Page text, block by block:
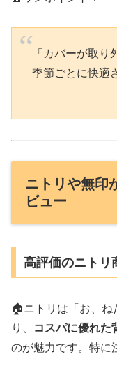
「カバーが取り
季節ごとに快適
ニトリや無印
ビュー
高評価のニトリ
🏠ニトリは「お、ね
り、
コスパに優れた
のが魅力です。特に